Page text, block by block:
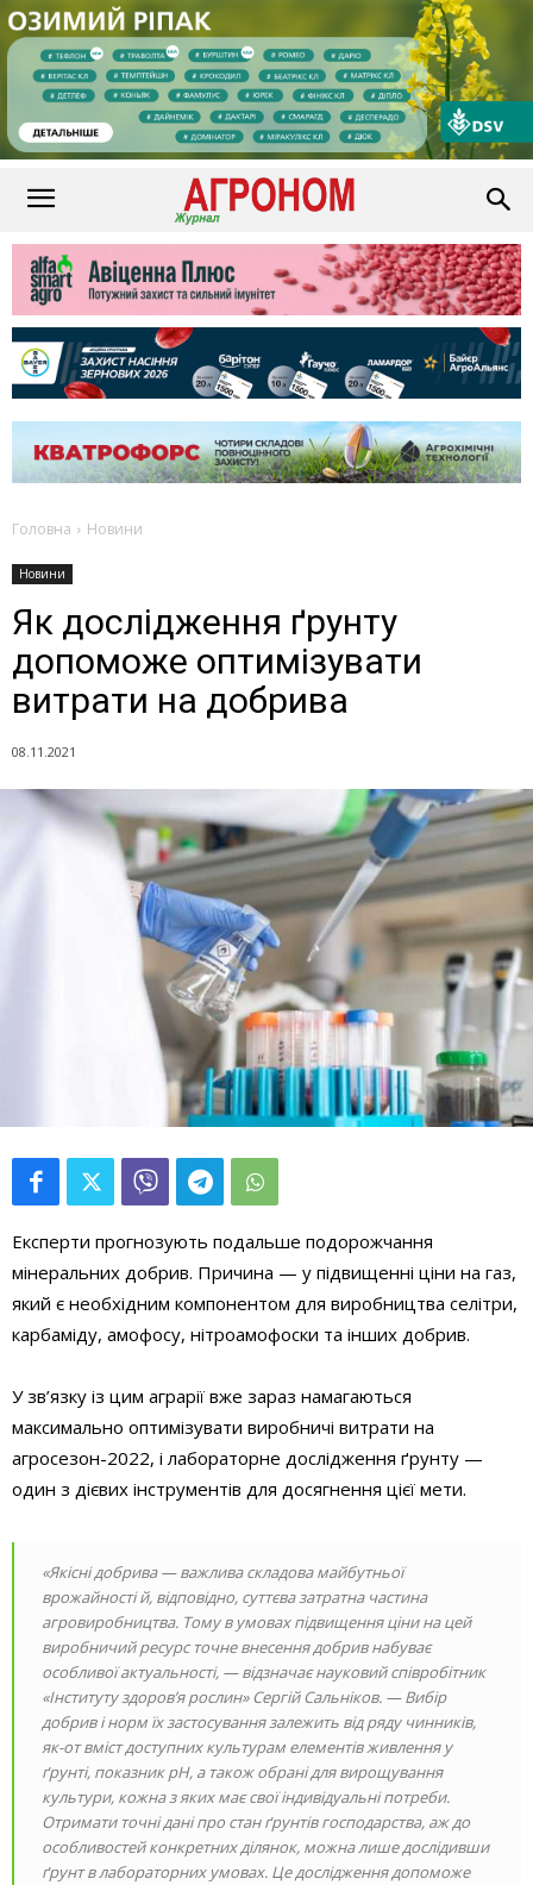
Головна Новини
Новини
Як дослідження ґрунту
допоможе оптимізувати
витрати на добрива
08.11.2021
Експерти прогнозують подальше подорожчання
мінеральних добрив. Причина — у підвищенні ціни на газ,
який є необхідним компонентом для виробництва селітри,
карбаміду, амофосу, нітроамофоски та інших добрив.
У зв’язку із цим аграрії вже зараз намагаються
максимально оптимізувати виробничі витрати на
агросезон-2022, і лабораторне дослідження ґрунту —
один з дієвих інструментів для досягнення цієї мети.
«Якісні добрива — важлива складова майбутньої
врожайності й, відповідно, суттєва затратна частина
агровиробництва. Тому в умовах підвищення ціни на цей
виробничий ресурс точне внесення добрив набуває
особливої актуальності, — відзначає науковий співробітник
«Інституту здоров’я рослин» Сергій Сальніков. — Вибір
добрив і норм їх застосування залежить від ряду чинників,
як-от вміст доступних культурам елементів живлення у
ґрунті, показник рН, а також обрані для вирощування
культури, кожна з яких має свої індивідуальні потреби.
Отримати точні дані про стан ґрунтів господарства, аж до
особливостей конкретних ділянок, можна лише дослідивши
ґрунт в лабораторних умовах. Це дослідження допоможе